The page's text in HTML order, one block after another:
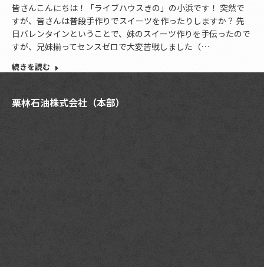
皆さんこんにちは！「ライブハウスきの」の小浜です！ 突然で
すが、皆さんは普段手作りでスイーツを作ったりしますか？ 先
日バレンタインということで、妹のスイーツ作りを手伝ったので
すが、兄妹揃ってセンスゼロで大変苦戦しました（…
続きを読む
栗林石油株式会社（本部）